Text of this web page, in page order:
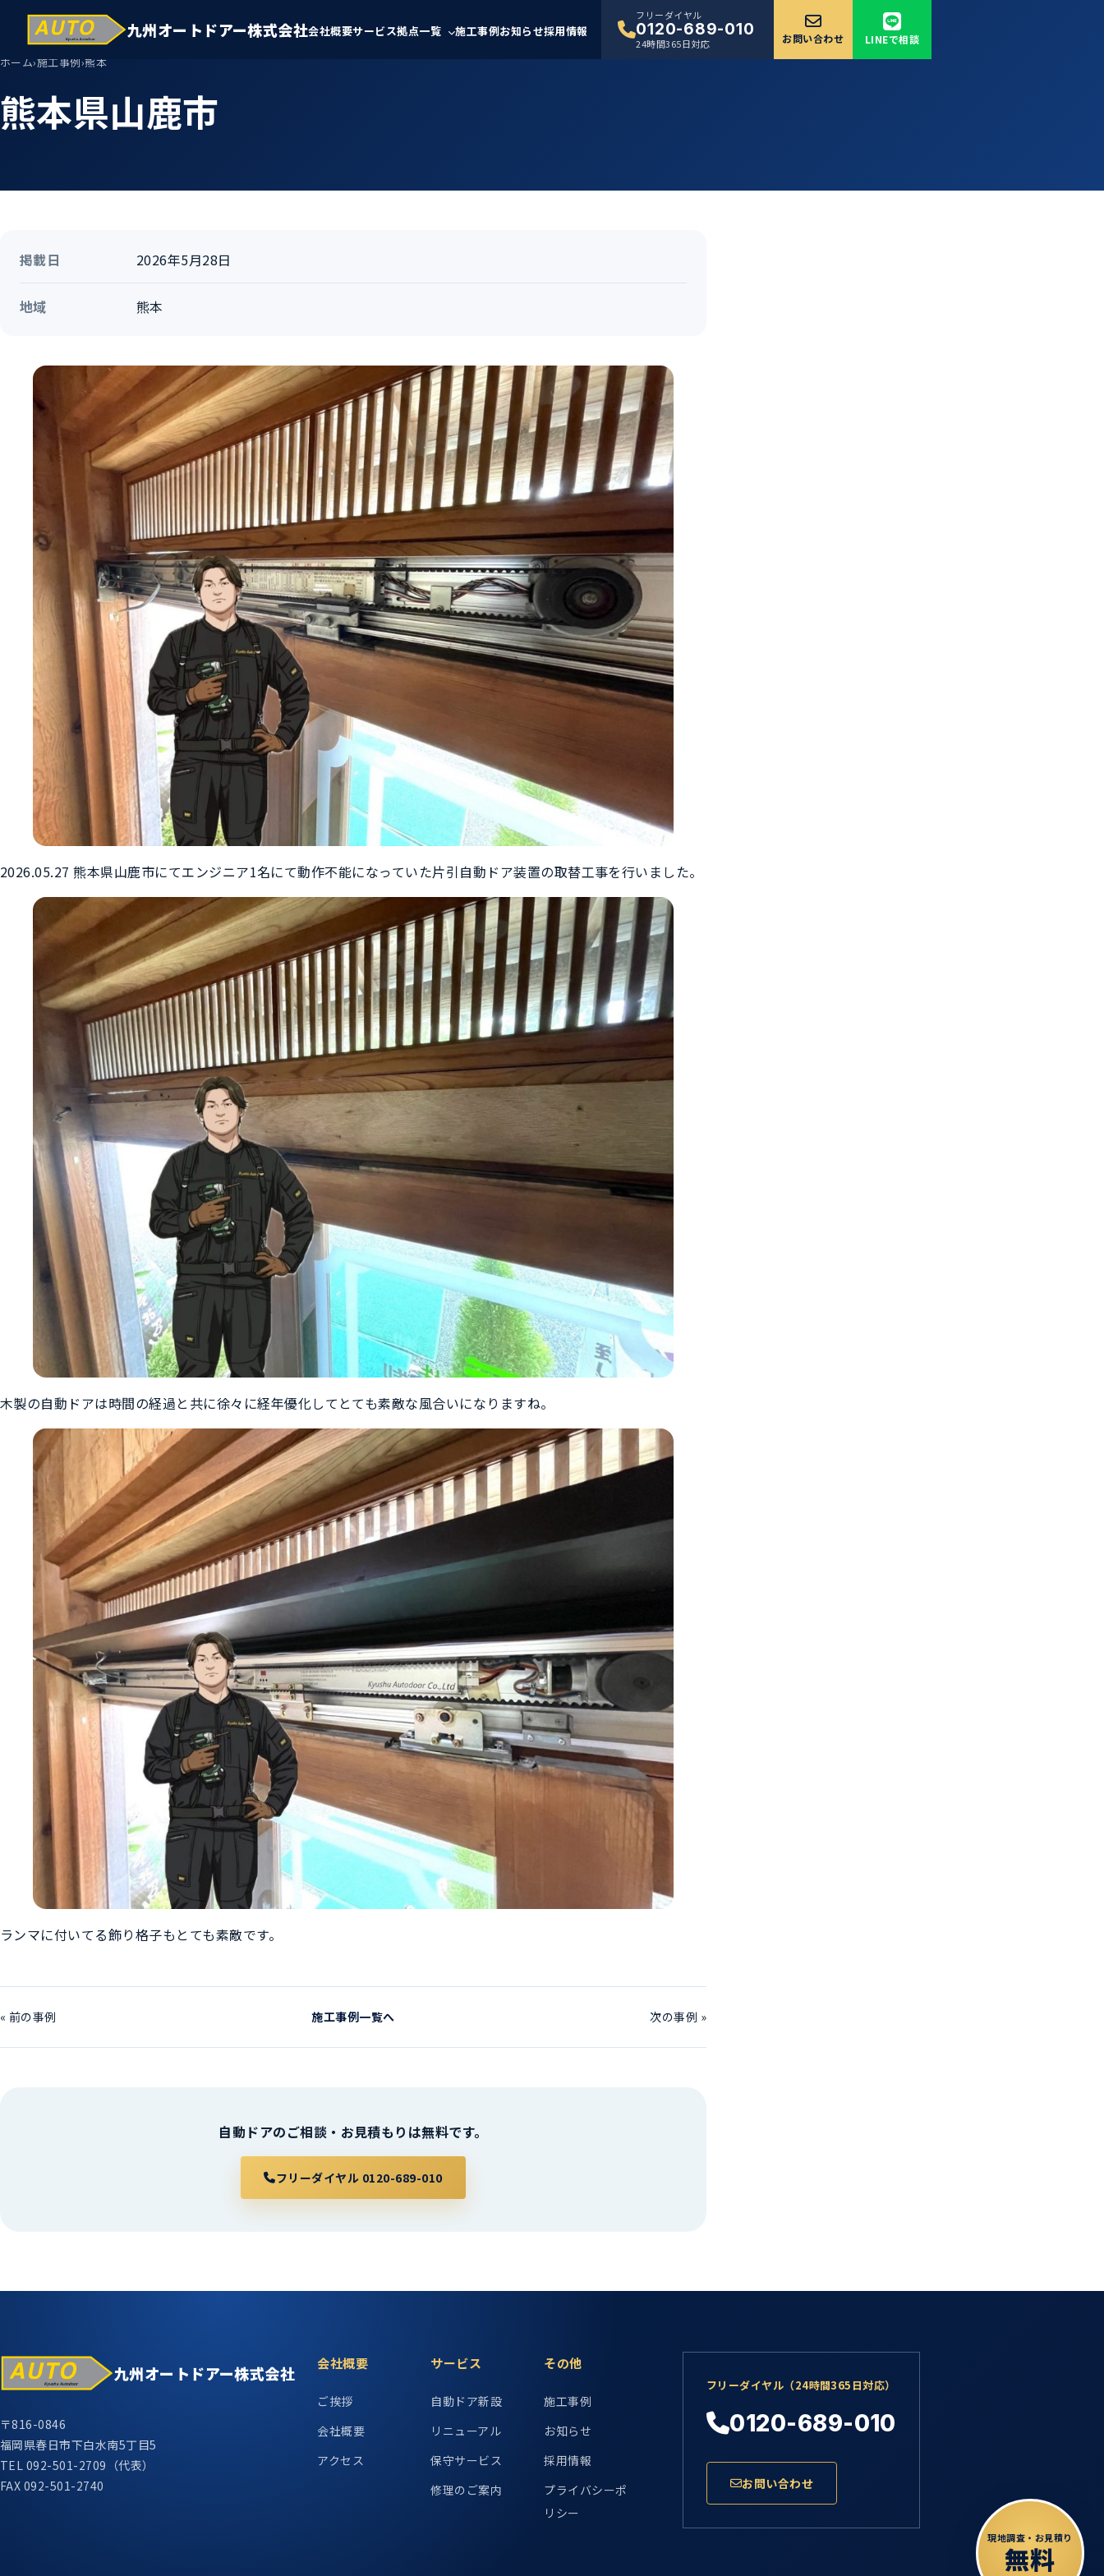
九州オートドアー株式会社会社概要サービス拠点一覧 施工事例お知らせ採用情報
フリーダイヤル
0120-689-010
24時間365日対応 お問い合わせ LINEで相談
ホーム›施工事例›熊本
熊本県山鹿市
掲載日 2026年5月28日
地域 熊本
2026.05.27 熊本県山鹿市にてエンジニア1名にて動作不能になっていた片引自動ドア装置の取替工事を行いました。
木製の自動ドアは時間の経過と共に徐々に経年優化してとても素敵な風合いになりますね。
ランマに付いてる飾り格子もとても素敵です。
« 前の事例 施工事例一覧へ 次の事例 »
自動ドアのご相談・お見積もりは無料です。
フリーダイヤル 0120-689-010
九州オートドアー株式会社
〒816-0846
福岡県春日市下白水南5丁目5
TEL 092-501-2709（代表）
FAX 092-501-2740
会社概要
ご挨拶
会社概要
アクセス
サービス
自動ドア新設
リニューアル
保守サービス
修理のご案内
その他
施工事例
お知らせ
採用情報
プライバシーポ
リシー
フリーダイヤル（24時間365日対応）
0120-689-010
お問い合わせ
現地調査・お見積り
無料